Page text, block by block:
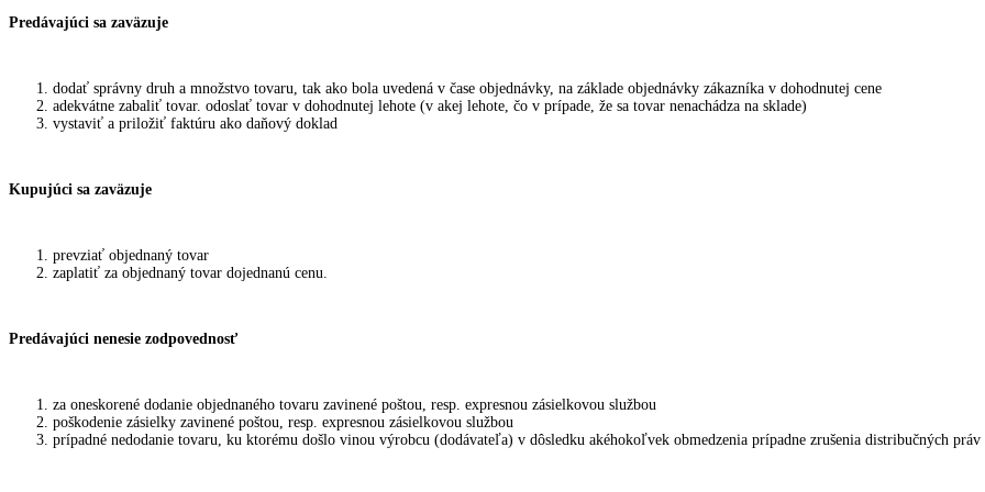
Predávajúci sa zaväzuje
dodať správny druh a množstvo tovaru, tak ako bola uvedená v čase objednávky, na základe objednávky zákazníka v dohodnutej cene
adekvátne zabaliť tovar. odoslať tovar v dohodnutej lehote (v akej lehote, čo v prípade, že sa tovar nenachádza na sklade)
vystaviť a priložiť faktúru ako daňový doklad
Kupujúci sa zaväzuje
prevziať objednaný tovar
zaplatiť za objednaný tovar dojednanú cenu.
Predávajúci nenesie zodpovednosť
za oneskorené dodanie objednaného tovaru zavinené poštou, resp. expresnou zásielkovou službou
poškodenie zásielky zavinené poštou, resp. expresnou zásielkovou službou
prípadné nedodanie tovaru, ku ktorému došlo vinou výrobcu (dodávateľa) v dôsledku akéhokoľvek obmedzenia prípadne zrušenia distribučných